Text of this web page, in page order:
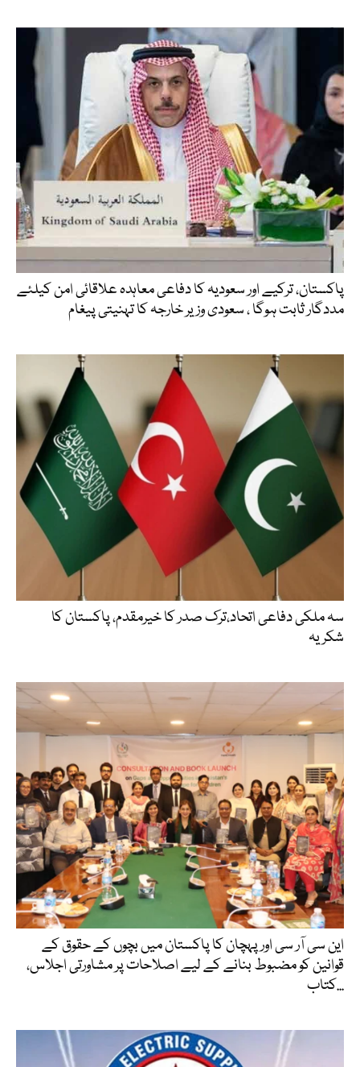
پاکستان، ترکیے اور سعودیہ کا دفاعی معاہدہ علاقائی امن کیلئے
مددگار ثابت ہوگا ، سعودی وزیر خارجہ کا تہنیتی پیغام
سہ ملکی دفاعی اتحاد،ترک صدر کا خیرمقدم، پاکستان کا
شکریہ
این سی آر سی اور پہچان کا پاکستان میں بچوں کے حقوق کے
قوانین کو مضبوط بنانے کے لیے اصلاحات پر مشاورتی اجلاس،
کتاب...